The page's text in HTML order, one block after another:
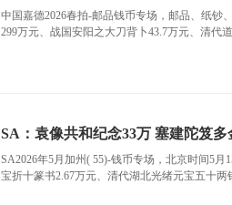
中国嘉德2026春拍-邮品钱币专场，邮品、纸钞
299万元、战国安阳之大刀背卜43.7万元、清代
SA：袁像共和纪念33万 塞建陀笈多
SA2026年5月加州( 55)-钱币专场，北京时间5
宝折十篆书2.67万元、清代湖北光绪元宝五十